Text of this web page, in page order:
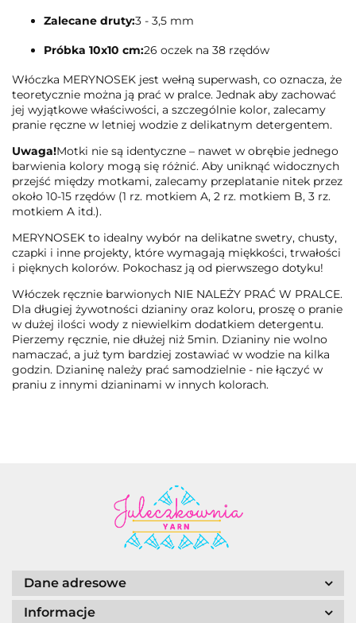
Zalecane druty:3 - 3,5 mm
Próbka 10x10 cm:26 oczek na 38 rzędów
Włóczka MERYNOSEK jest wełną superwash, co oznacza, że
teoretycznie można ją prać w pralce. Jednak aby zachować
jej wyjątkowe właściwości, a szczególnie kolor, zalecamy
pranie ręczne w letniej wodzie z delikatnym detergentem.
Uwaga!Motki nie są identyczne – nawet w obrębie jednego
barwienia kolory mogą się różnić. Aby uniknąć widocznych
przejść między motkami, zalecamy przeplatanie nitek przez
około 10-15 rzędów (1 rz. motkiem A, 2 rz. motkiem B, 3 rz.
motkiem A itd.).
MERYNOSEK to idealny wybór na delikatne swetry, chusty,
czapki i inne projekty, które wymagają miękkości, trwałości
i pięknych kolorów. Pokochasz ją od pierwszego dotyku!
Włóczek ręcznie barwionych NIE NALEŻY PRAĆ W PRALCE.
Dla długiej żywotności dzianiny oraz koloru, proszę o pranie
w dużej ilości wody z niewielkim dodatkiem detergentu.
Pierzemy ręcznie, nie dłużej niż 5min. Dzianiny nie wolno
namaczać, a już tym bardziej zostawiać w wodzie na kilka
godzin. Dzianinę należy prać samodzielnie - nie łączyć w
praniu z innymi dzianinami w innych kolorach.
Dane adresowe
Informacje